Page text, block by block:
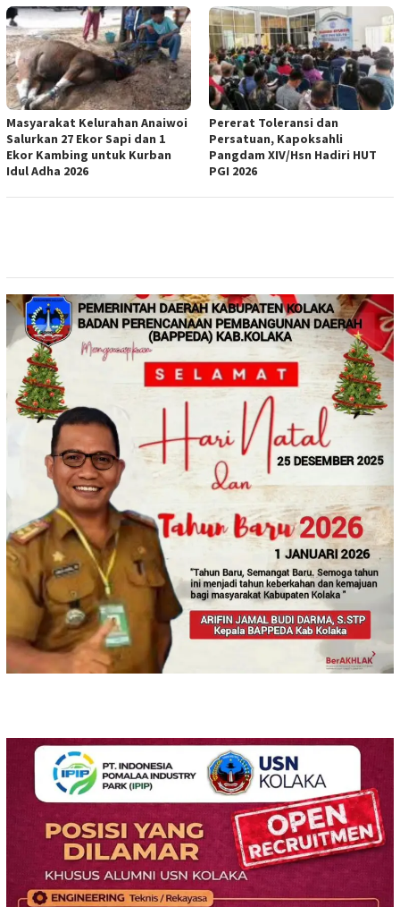
Masyarakat Kelurahan Anaiwoi
Salurkan 27 Ekor Sapi dan 1
Ekor Kambing untuk Kurban
Idul Adha 2026
Pererat Toleransi dan
Persatuan, Kapoksahli
Pangdam XIV/Hsn Hadiri HUT
PGI 2026